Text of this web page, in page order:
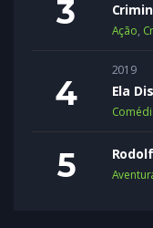
Ação,
2019
Ela